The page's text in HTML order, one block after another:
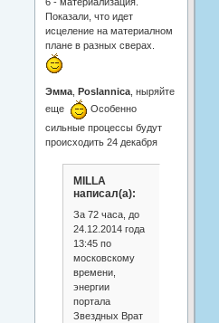
6 - материализация.
Показали, что идет
исцеление на материалном
плане в разных сверах.
Эмма, Poslannica, ныряйте
еще
Особенно
сильные процессы будут
происходить 24 декабря
MILLA
написал(а):
За 72 часа, до
24.12.2014 года
13:45 по
московскому
времени,
энергии
портала
Звездных Врат